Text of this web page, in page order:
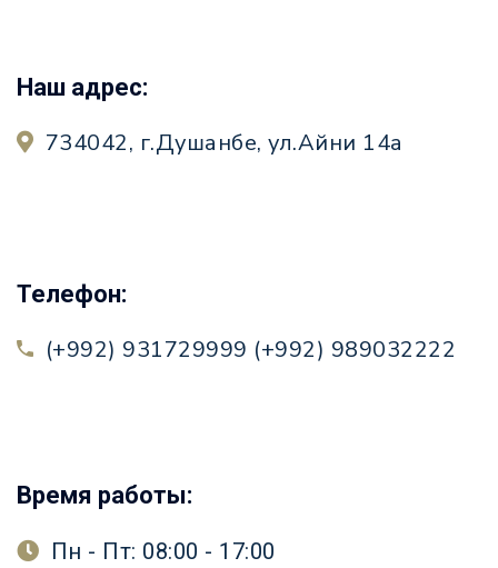
Наш адрес:
734042, г.Душанбе, ул.Айни 14а
Телефон:
(+992) 931729999 (+992) 989032222
Время работы:
Пн - Пт: 08:00 - 17:00